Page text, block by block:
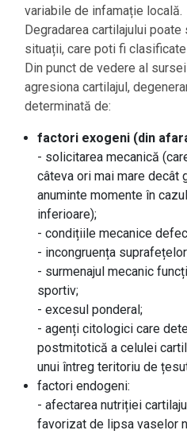
variabile de infamație locală.
Degradarea cartilajului poate
situații, care poti fi
Din punct de vedere al
agresiona cartilajul,
determinată de:
factori exogeni (din
- solicitarea mecanică
câteva ori mai mare decât
anuminte momente în
inferioare);
- condițiile mecanice
- incongruența
- surmenajul mecanic
sportiv;
- excesul ponderal;
- agenți citologici care
postmitotică a celulei
unui întreg teritoriu de
factori endogeni:
- afectarea nutriției
favorizat de lipsa vaselor